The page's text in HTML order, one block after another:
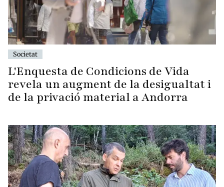
Societat
L'Enquesta de Condicions de Vida
revela un augment de la desigualtat i
de la privació material a Andorra